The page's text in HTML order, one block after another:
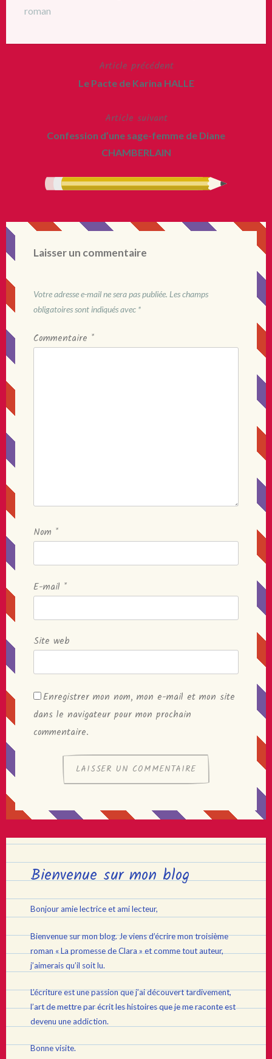
roman
Article précédent
Le Pacte de Karina HALLE
Article suivant
Confession d’une sage-femme de Diane
CHAMBERLAIN
Laisser un commentaire
Votre adresse e-mail ne sera pas publiée. Les champs
obligatoires sont indiqués avec *
Commentaire *
Nom *
E-mail *
Site web
Enregistrer mon nom, mon e-mail et mon site
dans le navigateur pour mon prochain
commentaire.
Bienvenue sur mon blog
Bonjour amie lectrice et ami lecteur,
Bienvenue sur mon blog. Je viens d’écrire mon troisième
roman « La promesse de Clara » et comme tout auteur,
j’aimerais qu’il soit lu.
L’écriture est une passion que j’ai découvert tardivement,
l’art de mettre par écrit les histoires que je me raconte est
devenu une addiction.
Bonne visite.